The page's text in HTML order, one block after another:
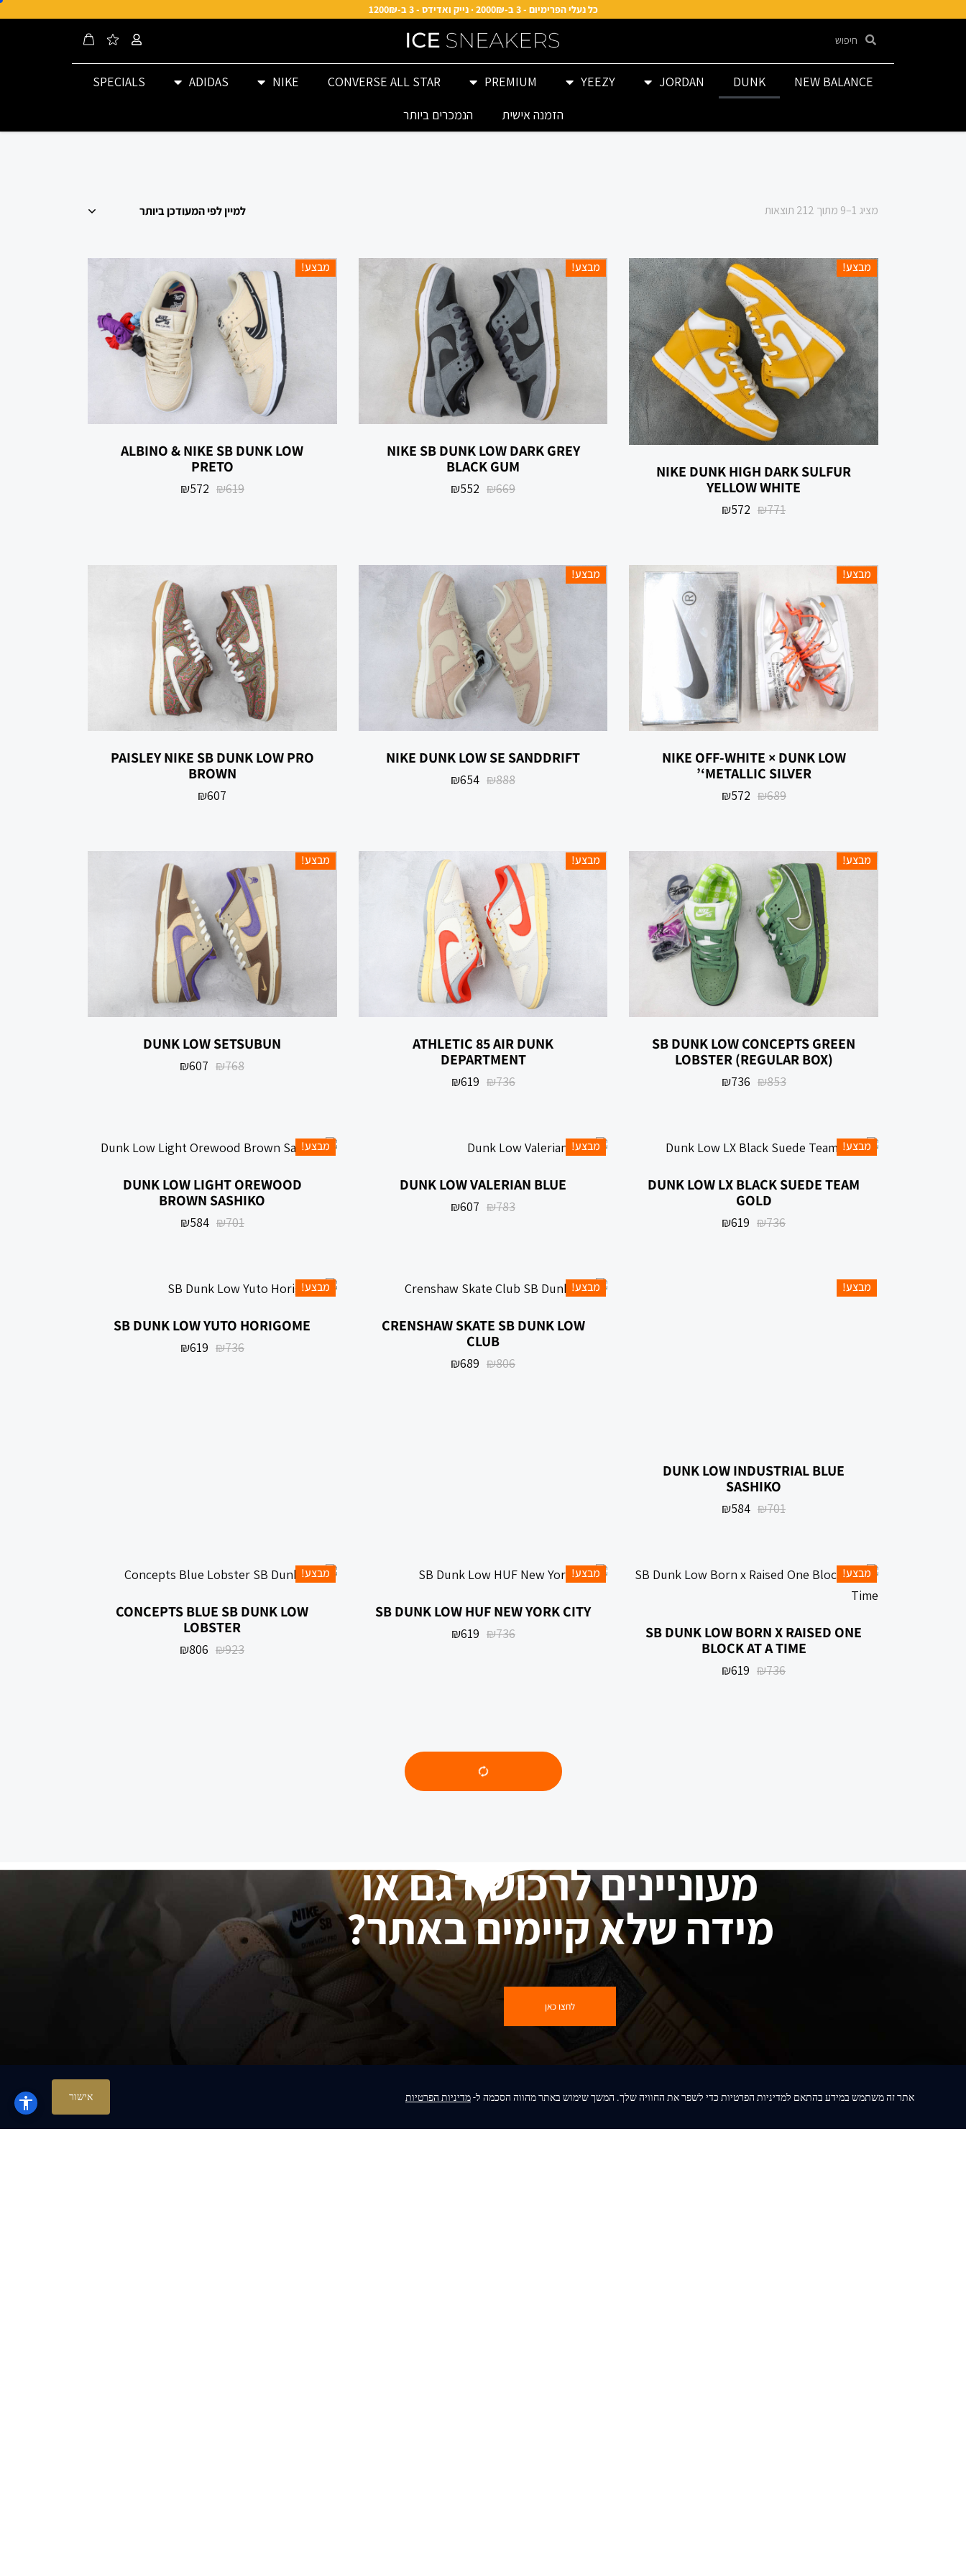
כל נעלי הפרימיום - 3 ב-2000₪ · נייק ואדידס - 3 ב-1200₪
NEW BALANCE
DUNK
JORDAN
YEEZY
PREMIUM
CONVERSE ALL STAR
NIKE
ADIDAS
SPECIALS
הזמנה אישית
הנמכרים ביותר
מציג 1–9 מתוך 212 תוצאות
מבצע!
NIKE DUNK HIGH DARK SULFUR
YELLOW WHITE
₪771
₪572
מבצע!
NIKE SB DUNK LOW DARK GREY
BLACK GUM
₪669
₪552
מבצע!
‏NIKE SB DUNK LOW ‏ALBINO &
PRETO
₪619
₪572
מבצע!
NIKE OFF-WHITE × DUNK LOW
‘METALLIC SILVER’
₪689
₪572
מבצע!
NIKE DUNK LOW SE SANDDRIFT
₪888
₪654
‏NIKE SB DUNK LOW PRO ‏PAISLEY
BROWN
₪607
מבצע!
SB DUNK LOW CONCEPTS GREEN
LOBSTER (REGULAR BOX)
₪853
₪736
מבצע!
‏AIR DUNK ‏85 ATHLETIC
DEPARTMENT
₪736
₪619
מבצע!
DUNK LOW SETSUBUN
₪768
₪607
מבצע!
DUNK LOW LX BLACK SUEDE TEAM
GOLD
₪736
₪619
מבצע!
DUNK LOW VALERIAN BLUE
₪783
₪607
מבצע!
DUNK LOW LIGHT OREWOOD
BROWN SASHIKO
₪701
₪584
מבצע!
DUNK LOW INDUSTRIAL BLUE
SASHIKO
₪701
₪584
מבצע!
‏SB DUNK LOW ‏CRENSHAW SKATE
CLUB
₪806
₪689
מבצע!
SB DUNK LOW YUTO HORIGOME
₪736
₪619
מבצע!
SB DUNK LOW BORN X RAISED ONE
BLOCK AT A TIME
₪736
₪619
מבצע!
SB DUNK LOW HUF NEW YORK CITY
₪736
₪619
מבצע!
‏SB DUNK LOW ‏CONCEPTS BLUE
LOBSTER
₪923
₪806
SB DUNK LOWCONCEPTS ORANGE
LOBSTER
DUNK LOW RETRO PRM YEAR OF THE
RABBIT FOSSIL STONE
₪601
₪584
אתר זה משתמש במידע בהתאם למדיניות הפרטיות כדי לשפר את החוויה שלך. המשך שימוש באתר מהווה הסכמה ל-מדיניות הפרטיות אישור